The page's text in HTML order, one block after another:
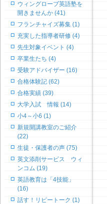
ウィングローブ英語塾を
開きませんか (41)
フランチャイズ募集 (1)
充実した指導者研修 (4)
先生対象イベント (4)
卒業生たち (4)
受験アドバイザー (16)
合格体験記 (62)
合格実績 (39)
大学入試 情報 (14)
小4～小6 (1)
新規開講教室のご紹介
(22)
生徒・保護者の声 (75)
英文添削サービス ウィ
ンコム (19)
英語教育は「4技能」
(16)
話す！リピートーク (1)